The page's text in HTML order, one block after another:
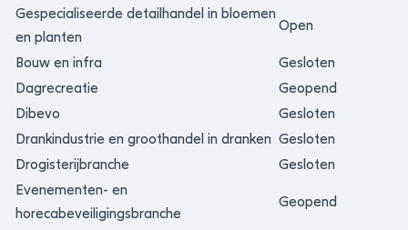
Gespecialiseerde detailhandel in bloemen
en planten
Open
Bouw en infra
Gesloten
Dagrecreatie
Geopend
Dibevo
Gesloten
Drankindustrie en groothandel in dranken Gesloten
Drogisterijbranche
Gesloten
Evenementen- en
horecabeveiligingsbranche
Geopend